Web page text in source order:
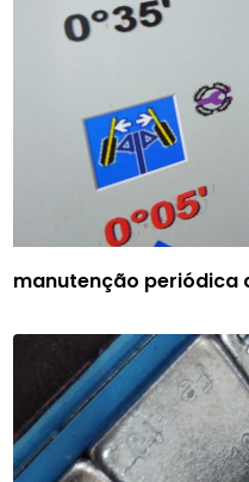
manutenção periódica